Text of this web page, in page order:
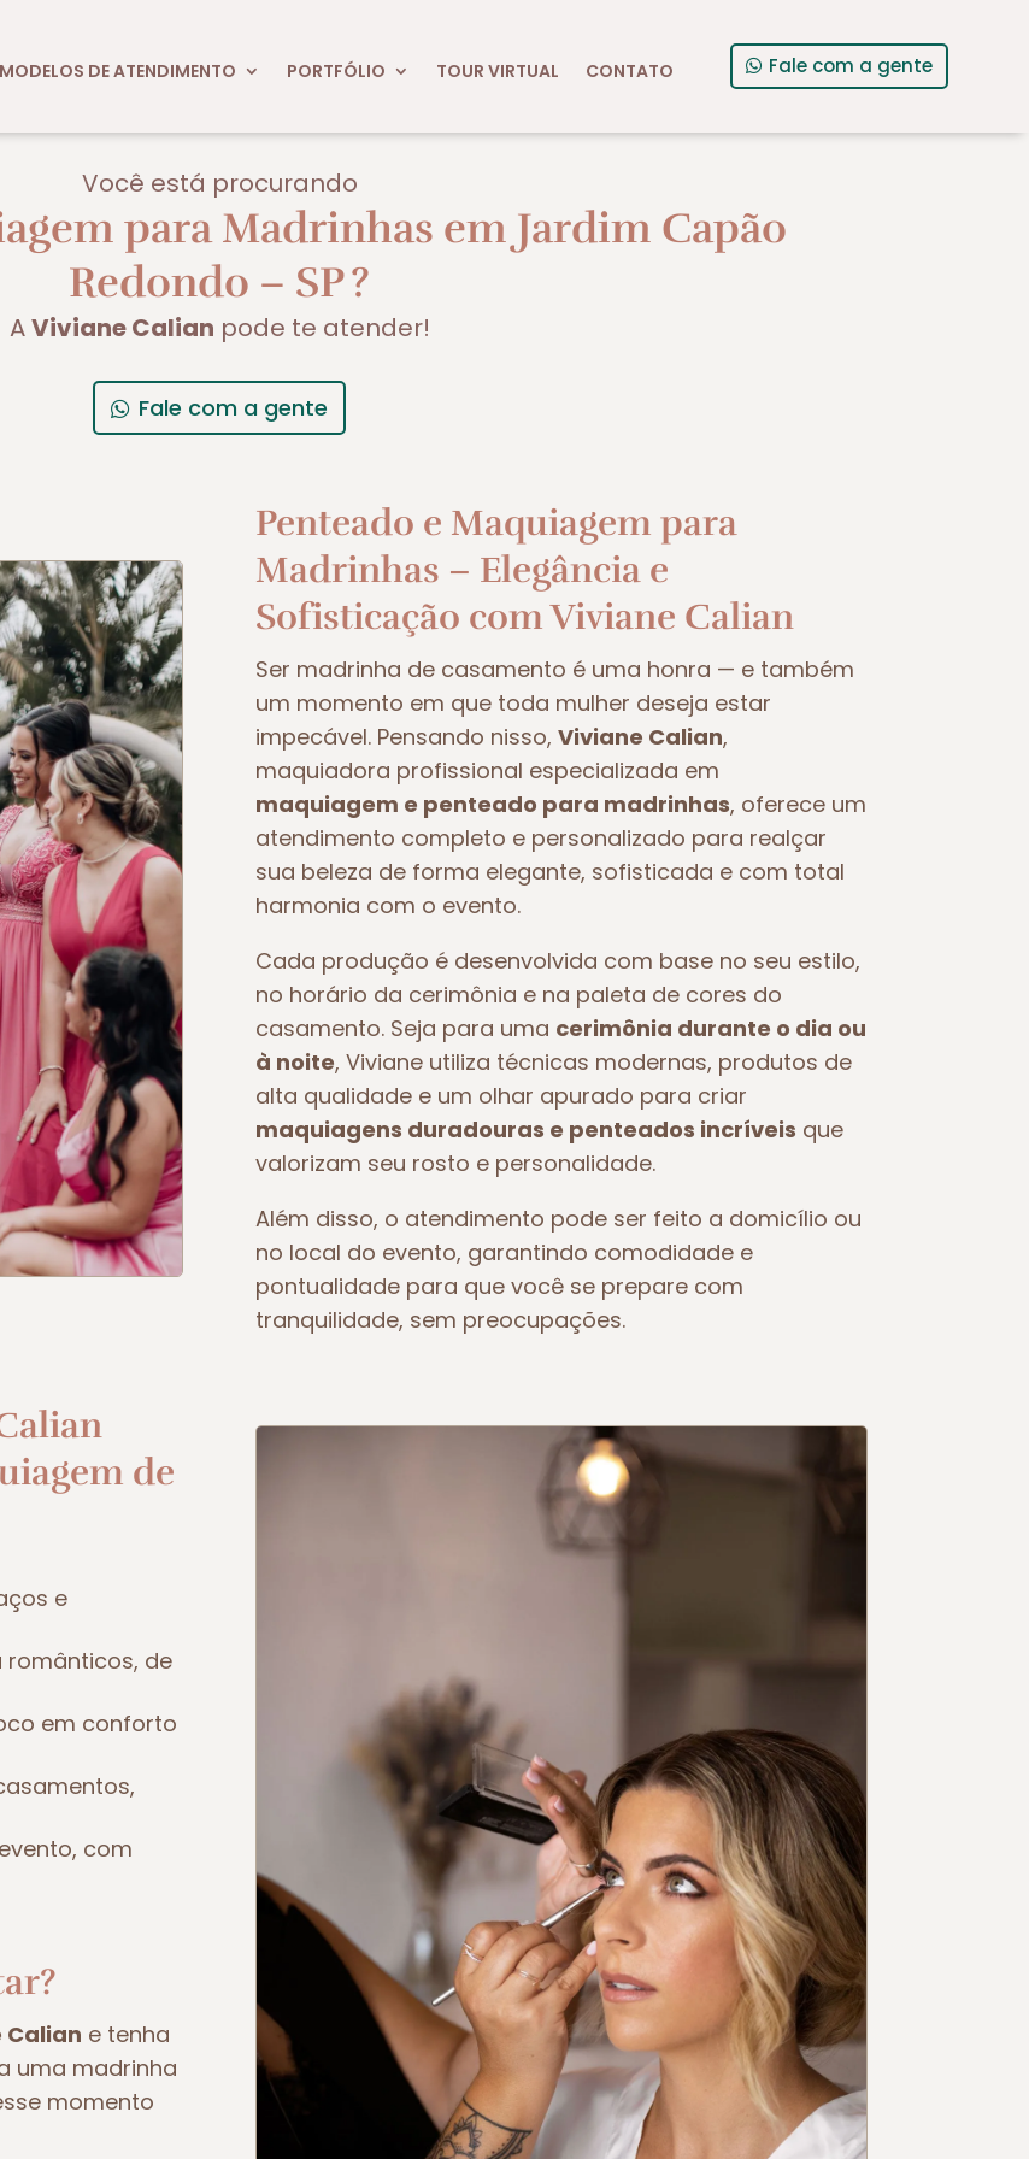
MODELOS DE ATENDIMENTO PORTFÓLIO TOUR VIRTUAL CONTATO Fale com a gente
Você está procurando
para Madrinhas em Jardim Capão
Redondo – SP?
AViviane Calian pode te atender!
Fale com a gente
Penteado e Maquiagem para
Madrinhas – Elegância e
Sofisticação com Viviane Calian
Ser madrinha de casamento é uma honra — e também
um momento em que toda mulher deseja estar
impecável. Pensando nisso, Viviane Calian,
maquiadora profissional especializada em
maquiagem e penteado para madrinhas, oferece um
atendimento completo e personalizado para realçar
sua beleza de forma elegante, sofisticada e com total
harmonia com o evento.
Cada produção é desenvolvida com base no seu estilo,
no horário da cerimônia e na paleta de cores do
casamento. Seja para uma cerimônia durante o dia ou
à noite, Viviane utiliza técnicas modernas, produtos de
alta qualidade e um olhar apurado para criar
maquiagens duradouras e penteados incríveis que
valorizam seu rosto e personalidade.
Além disso, o atendimento pode ser feito a domicílio ou
no local do evento, garantindo comodidade e
pontualidade para que você se prepare com
tranquilidade, sem preocupações.
de
e
românticos, de
em conforto
com
Calian e tenha
uma madrinha
momento